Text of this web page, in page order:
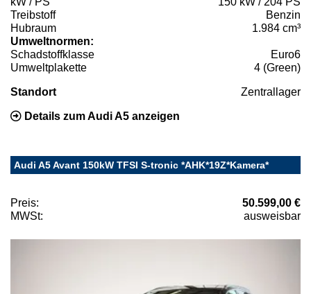
Treibstoff
Benzin
Hubraum
1.984 cm³
Umweltnormen:
Schadstoffklasse
Euro6
Umweltplakette
4 (Green)
Standort Zentrallager
Details zum Audi A5 anzeigen
Audi A5 Avant 150kW TFSI S-tronic *AHK*19Z*Kamera*
Preis:
50.599,00 €
MWSt:
ausweisbar